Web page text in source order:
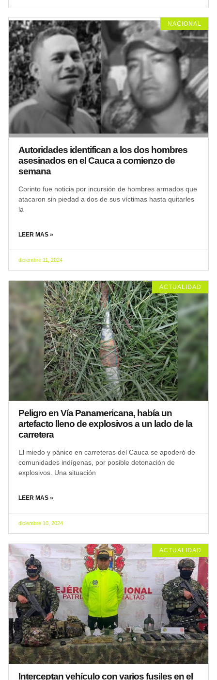
NACIONAL
Autoridades identifican a los dos hombres
asesinados en el Cauca a comienzo de
semana
Corinto fue noticia por incursión de hombres armados que
atacaron sin piedad a dos de sus víctimas hasta quitarles
la
LEER MAS »
diciembre 11, 2024
ACTUALIDAD
Peligro en Vía Panamericana, había un
artefacto lleno de explosivos a un lado de la
carretera
El miedo y pánico en carreteras del Cauca se apoderó de
comunidades indígenas, por posible detonación de
explosivos. Una situación
LEER MAS »
diciembre 10, 2024
ACTUALIDAD
Interceptan vehículo con varios fusiles en el